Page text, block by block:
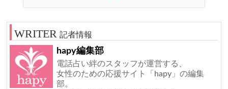
記者情報
hapy編集部
電話占い絆のスタッフが運営する、
女性のための応援サイト「hapy」の編集
部。